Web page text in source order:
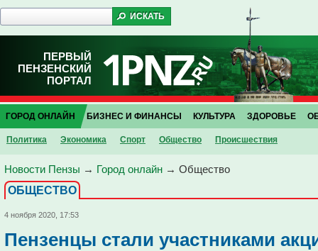
ПЕРВЫЙ
ПЕНЗЕНСКИЙ
ПОРТАЛ
ГОРОД ОНЛАЙН
Политика Экономика Спорт Общество Проиcшествия
БИЗНЕС И ФИНАНСЫ КУЛЬТУРА ЗДОРОВЬЕ
Новости Пензы → Город онлайн → Общество
ОБЩЕСТВО
4 ноября 2020, 17:53
Пензенцы стали участниками